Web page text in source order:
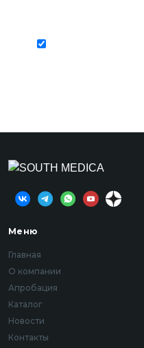
Меню
Главная
О компании
Апробация
Каталог
Новости
Контакты